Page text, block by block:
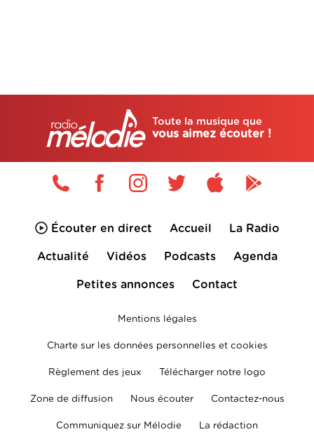
Toute la musique que
vous aimez écouter !
Écouter en direct Accueil La Radio
Actualité Vidéos Podcasts Agenda
Petites annonces Contact
Mentions légales
Charte sur les données personnelles et cookies
Règlement des jeux Télécharger notre logo
Zone de diffusion Nous écouter Contactez-nous
Communiquez sur Mélodie La rédaction